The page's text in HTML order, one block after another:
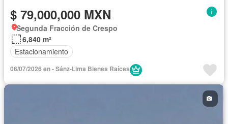
$ 79,000,000 MXN
Segunda Fracción de Crespo
6,840 m²
Estacionamiento
06/07/2026 en - Sánz-Lima Bienes Raíces